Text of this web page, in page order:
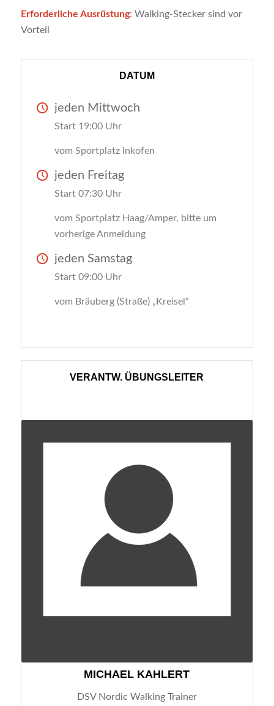
Erforderliche Ausrüstung: Walking-Stecker sind vor
Vorteil
DATUM
jeden Mittwoch
Start 19:00 Uhr
vom Sportplatz Inkofen
jeden Freitag
Start 07:30 Uhr
vom Sportplatz Haag/Amper, bitte um
vorherige Anmeldung
jeden Samstag
Start 09:00 Uhr
vom Bräuberg (Straße) „Kreisel“
VERANTW. ÜBUNGSLEITER
MICHAEL KAHLERT
DSV Nordic Walking Trainer